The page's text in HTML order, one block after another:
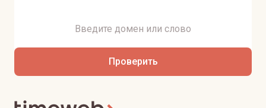
Проверить